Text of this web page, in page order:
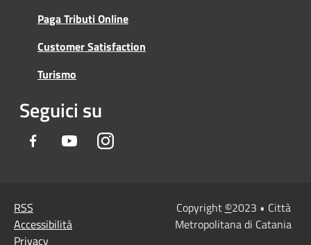
Paga Tributi Online
Customer Satisfaction
Turismo
Seguici su
Facebook YoutubeInstagram
RSS
Accessibilità
Privacy
Copyright ©2023 • Città
Metropolitana di Catania